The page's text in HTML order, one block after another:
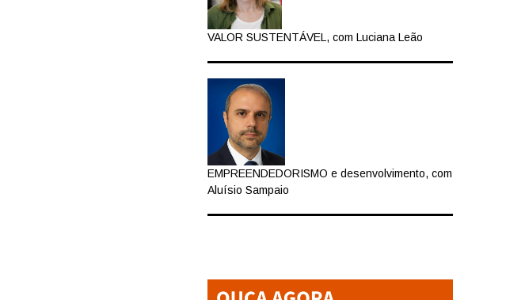
VALOR SUSTENTÁVEL, com Luciana Leão
EMPREENDEDORISMO e desenvolvimento, com
Aluísio Sampaio